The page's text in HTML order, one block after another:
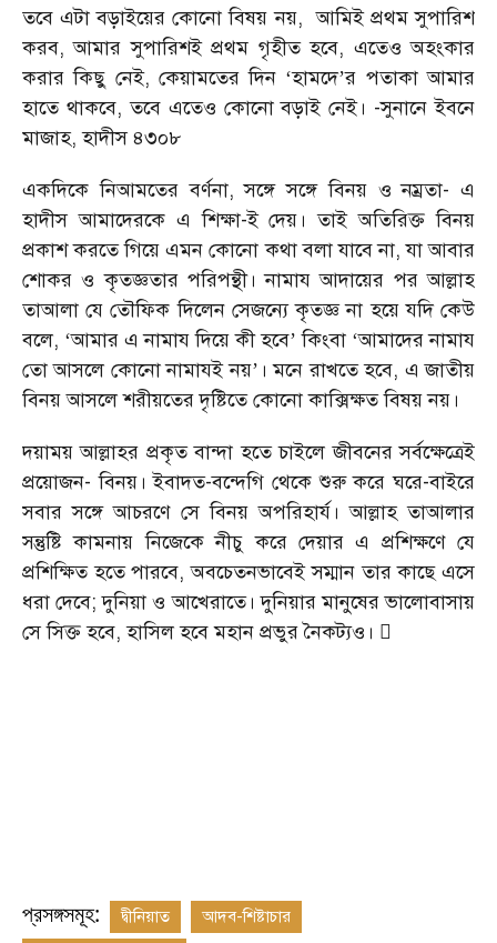
তবে এটা বড়াইয়ের কোনো বিষয় নয়, আমিই প্রথম সুপারিশ
করব,আমার সুপারিশই প্রথম গৃহীত হবে, এতেও অহংকার
করার কিছু নেই, কেয়ামতের দিন ‘হামদে’র পতাকা আমার
হাতে থাকবে,তবে এতেও কোনো বড়াই নেই। -সুনানে ইবনে
মাজাহ,হাদীস ৪৩০৮
একদিকে নিআমতের বর্ণনা,সঙ্গে সঙ্গে বিনয় ও নম্রতা- এ
হাদীস আমাদেরকে এ শিক্ষা-ই দেয়। তাই অতিরিক্ত বিনয়
প্রকাশ করতে গিয়ে এমন কোনো কথা বলা যাবে না,যা আবার
শোকর ও কৃতজ্ঞতার পরিপন্থী। নামায আদায়ের পর আল্লাহ
তাআলা যে তৌফিক দিলেন সেজন্যে কৃতজ্ঞ না হয়ে যদি কেউ
বলে, ‘আমার এ নামায দিয়ে কী হবে’কিংবা ‘আমাদের নামায
তো আসলে কোনো নামাযই নয়’ । মনে রাখতে হবে, এ জাতীয়
বিনয় আসলে শরীয়তের দৃষ্টিতে কোনো কাক্সিক্ষত বিষয় নয়।
দয়াময় আল্লাহর প্রকৃত বান্দা হতে চাইলে জীবনের সর্বক্ষেত্রেই
প্রয়োজন- বিনয়। ইবাদত-বন্দেগি থেকে শুরু করে ঘরে-বাইরে
সবার সঙ্গে আচরণে সে বিনয় অপরিহার্য। আল্লাহ তাআলার
সন্তুষ্টি কামনায় নিজেকে নীচু করে দেয়ার এ প্রশিক্ষণে যে
প্রশিক্ষিত হতে পারবে,অবচেতনভাবেই সম্মান তার কাছে এসে
ধরা দেবে;দুনিয়া ও আখেরাতে। দুনিয়ার মানুষের ভালোবাসায়
সে সিক্ত হবে,হাসিল হবে মহান প্রভুর নৈকট্যও। 
প্রসঙ্গসমূহ: দ্বীনিয়াত
আদব-শিষ্টাচার